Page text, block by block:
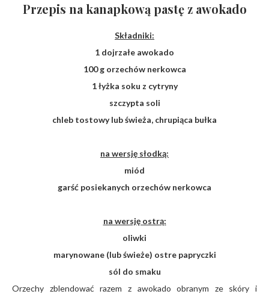
Przepis na kanapkową pastę z awokado
Składniki:
1 dojrzałe awokado
100 g orzechów nerkowca
1 łyżka soku z cytryny
szczypta soli
chleb tostowy lub świeża, chrupiąca bułka
na wersję słodką:
miód
garść posiekanych orzechów nerkowca
na wersję ostrą:
oliwki
marynowane (lub świeże) ostre papryczki
sól do smaku
Orzechy zblendować razem z awokado obranym ze skóry i